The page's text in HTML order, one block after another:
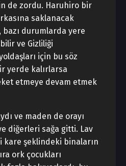
de zordu. Haruhiro bir
saklanacak
durumlarda yere
ve Gizliliği
için bu söz
yerde kalırlarsa
etmeye devam etmek
ve maden de orayı
diğerleri sağa gitti. Lav
kare şeklindeki binaların
ork çocukları